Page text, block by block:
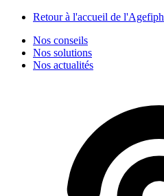
Retour à l'accueil de l'Agefiph
Nos conseils
Nos solutions
Nos actualités